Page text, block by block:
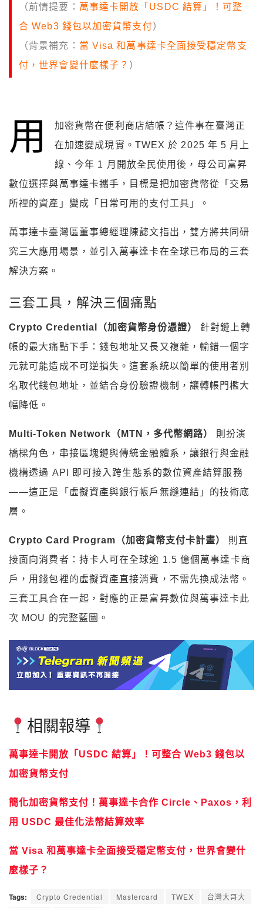
（前情提要： 萬事達卡開放「USDC 結算」！可整
合 Web3 錢包以加密貨幣支付）
（背景補充： 當 Visa 和萬事達卡全面接受穩定幣支
付，世界會變什麼樣子？ ）
用
加密貨幣在便利商店結帳？這件事在臺灣正
在加速變成現實。TWEX 於 2025 年 5 月上
線、今年 1 月開放全民使用後，母公司富昇
數位選擇與萬事達卡攜手，目標是把加密貨幣從「交易
所裡的資產」變成「日常可用的支付工具」。
萬事達卡臺灣區董事總經理陳懿文指出，雙方將共同研
究三大應用場景，並引入萬事達卡在全球已布局的三套
解決方案。
三套工具，解決三個痛點
Crypto Credential（加密貨幣身份憑證）
針對鏈上轉
帳的最大痛點下手：錢包地址又長又複雜，輸錯一個字
元就可能造成不可逆損失。這套系統以簡單的使用者別
名取代錢包地址，並結合身份驗證機制，讓轉帳門檻大
幅降低。
Multi-Token Network（MTN，多代幣網路）
則扮演
橋樑角色，串接區塊鏈與傳統金融體系，讓銀行與金融
機構透過 API 即可接入跨生態系的數位資產結算服務
——這正是「虛擬資產與銀行帳戶無縫連結」的技術底
層。
Crypto Card Program（加密貨幣支付卡計畫）
則直
接面向消費者：持卡人可在全球逾 1.5 億個萬事達卡商
戶，用錢包裡的虛擬資產直接消費，不需先換成法幣。
三套工具合在一起，對應的正是富昇數位與萬事達卡此
次 MOU 的完整藍圖。
相關報導
萬事達卡開放「USDC 結算」！可整合 Web3 錢包以
加密貨幣支付
簡化加密貨幣支付！萬事達卡合作 Circle、Paxos，利
用 USDC 最佳化法幣結算效率
當 Visa 和萬事達卡全面接受穩定幣支付，世界會變什
麼樣子？
Tags: Crypto Credential Mastercard TWEX
台灣大哥大